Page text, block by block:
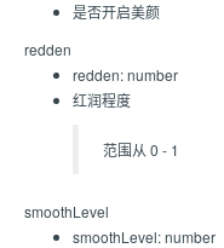
是否开启美颜
redden
redden: number
红润程度
范围从 0 - 1
smoothLevel
smoothLevel: number